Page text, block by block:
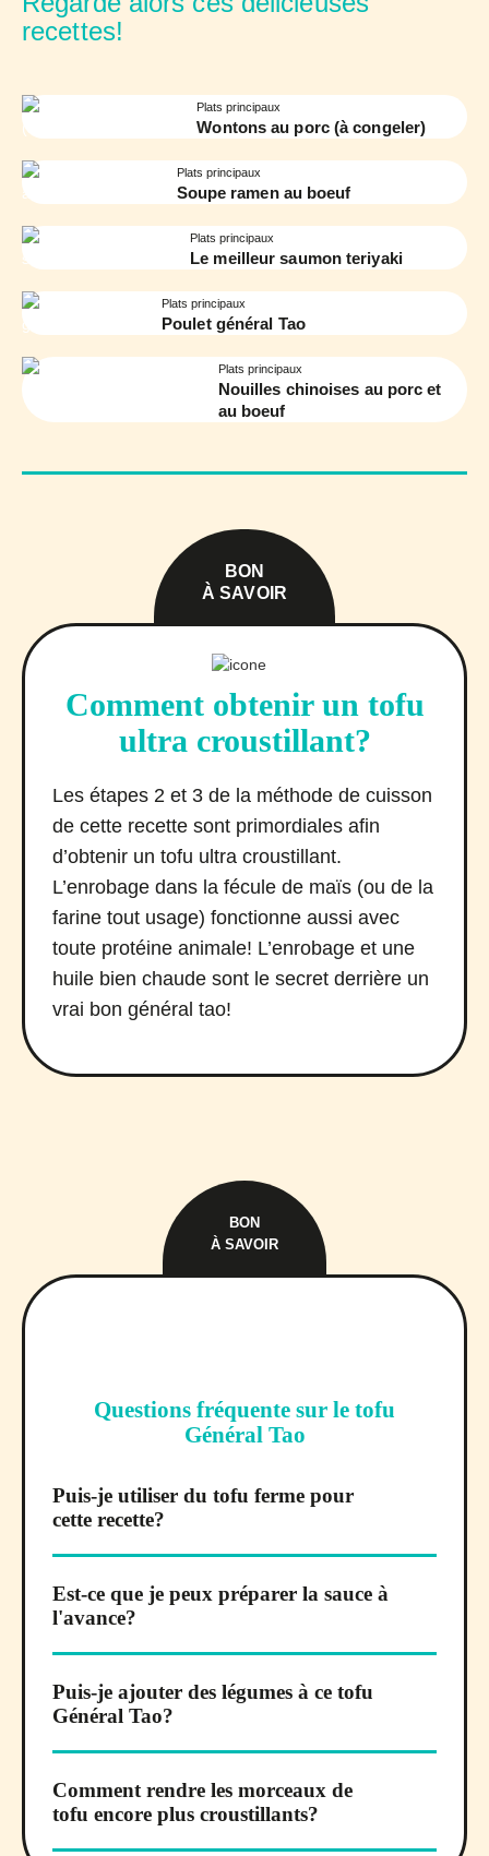
recettes!
Plats principaux
Wontons au porc (à congeler)
Plats principaux
Soupe ramen au boeuf
Plats principaux
Le meilleur saumon teriyaki
Plats principaux
Poulet général Tao
Plats principaux
Nouilles chinoises au porc et
au boeuf
BON
À SAVOIR
Comment obtenir un tofu
ultra croustillant?
Les étapes 2 et 3 de la méthode de cuisson
de cette recette sont primordiales afin
d’obtenir un tofu ultra croustillant.
L’enrobage dans la fécule de maïs (ou de la
farine tout usage) fonctionne aussi avec
toute protéine animale! L’enrobage et une
huile bien chaude sont le secret derrière un
vrai bon général tao!
BON
À SAVOIR
Questions fréquente sur le tofu
Général Tao
Puis-je utiliser du tofu ferme pour
cette recette?
Est-ce que je peux préparer la sauce à
l'avance?
Puis-je ajouter des légumes à ce tofu
Général Tao?
Comment rendre les morceaux de
tofu encore plus croustillants?